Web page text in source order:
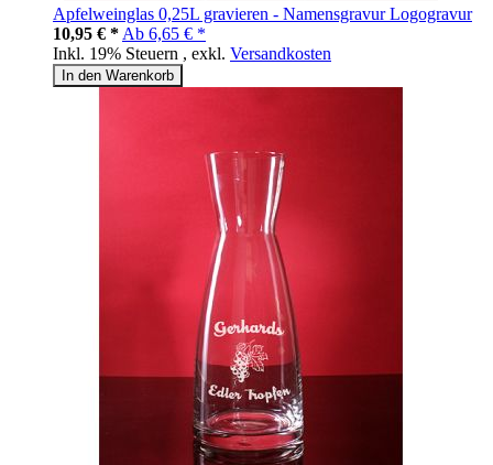
Apfelweinglas 0,25L gravieren - Namensgravur Logogravur
10,95 € * Ab 6,65 € *
Inkl. 19% Steuern , exkl. Versandkosten
In den Warenkorb